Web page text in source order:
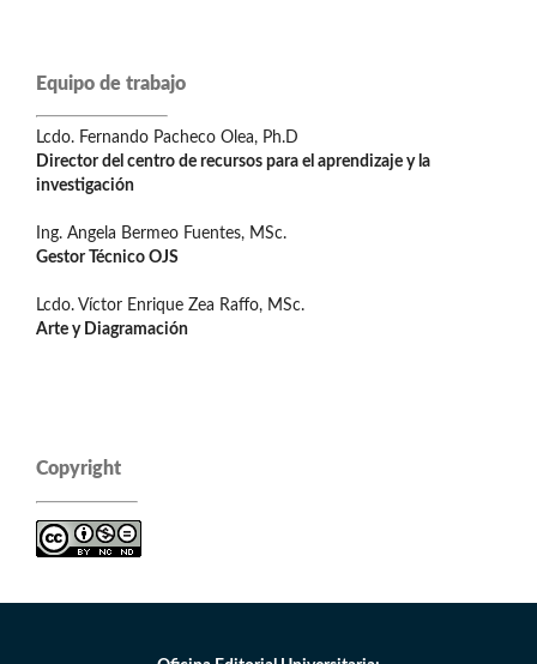
Equipo de trabajo
Lcdo. Fernando Pacheco Olea, Ph.D
Director del centro de recursos para el aprendizaje y la
investigación
Ing. Angela Bermeo Fuentes, MSc.
Gestor Técnico OJS
Lcdo. Víctor Enrique Zea Raffo, MSc.
Arte y Diagramación
Copyright